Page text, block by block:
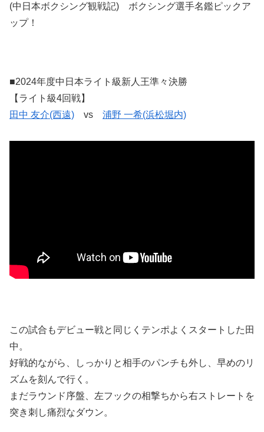
(中日本ボクシング観戦記) ボクシング選手名鑑ピックア
ップ！
■2024年度中日本ライト級新人王準々決勝
【ライト級4回戦】
田中 友介(西遠) vs 浦野 一希(浜松堀内)
この試合もデビュー戦と同じくテンポよくスタートした田
中。
好戦的ながら、しっかりと相手のパンチも外し、早めのリ
ズムを刻んで行く。
まだラウンド序盤、左フックの相撃ちから右ストレートを
突き刺し痛烈なダウン。